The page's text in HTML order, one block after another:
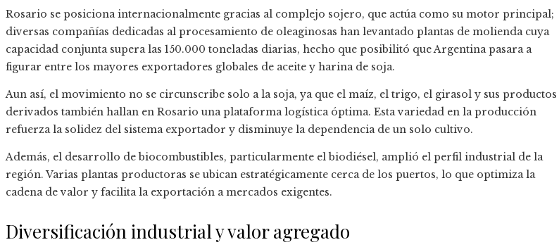
Rosario se posiciona internacionalmente gracias al complejo sojero, que actúa como su motor principal;
diversas compañías dedicadas al procesamiento de oleaginosas han levantado plantas de molienda cuya
capacidad conjunta supera las 150.000 toneladas diarias, hecho que posibilitó que Argentina pasara a
figurar entre los mayores exportadores globales de aceite y harina de soja.
Aun así, el movimiento no se circunscribe solo a la soja, ya que el maíz, el trigo, el girasol y sus productos
derivados también hallan en Rosario una plataforma logística óptima. Esta variedad en la producción
refuerza la solidez del sistema exportador y disminuye la dependencia de un solo cultivo.
Además, el desarrollo de biocombustibles, particularmente el biodiésel, amplió el perfil industrial de la
región. Varias plantas productoras se ubican estratégicamente cerca de los puertos, lo que optimiza la
cadena de valor y facilita la exportación a mercados exigentes.
Diversificación industrial y valor agregado